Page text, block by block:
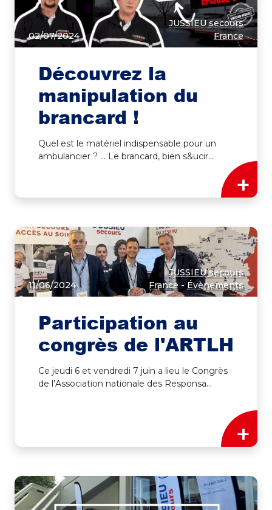
02/07/2024
JUSSIEU secours
France
Découvrez la
manipulation du
brancard !
+
Quel est le matériel indispensable pour un
ambulancier ? … Le brancard, bien s&ucir...
11/06/2024
JUSSIEU secours
France-Évènements
Participation au
congrès de l'ARTLH
+
Ce jeudi 6 et vendredi 7 juin a lieu le Congrès
de l’Association nationale des Responsa...